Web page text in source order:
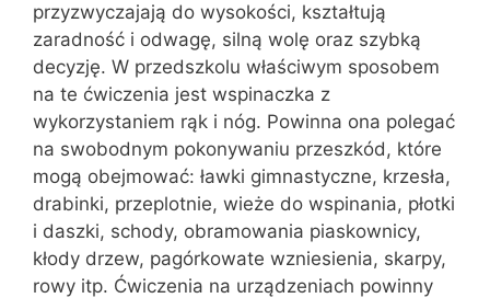
przyzwyczajają do wysokości, kształtują
zaradność i odwagę, silną wolę oraz szybką
decyzję. W przedszkolu właściwym sposobem
na te ćwiczenia jest wspinaczka z
wykorzystaniem rąk i nóg. Powinna ona polegać
na swobodnym pokonywaniu przeszkód, które
mogą obejmować: ławki gimnastyczne, krzesła,
drabinki, przeplotnie, wieże do wspinania, płotki
i daszki, schody, obramowania piaskownicy,
kłody drzew, pagórkowate wzniesienia, skarpy,
rowy itp. Ćwiczenia na urządzeniach powinny